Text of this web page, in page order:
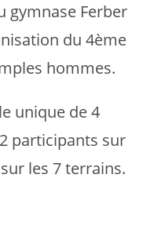
gymnase Ferber
du 4ème
hommes.
unique de 4
participants sur
les 7 terrains.